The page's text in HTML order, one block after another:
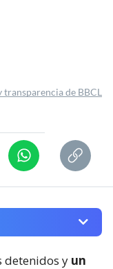
transparencia de BBCL
detenidos y un